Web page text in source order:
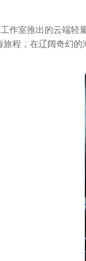
作室推出的云端轻
程，在辽阔奇幻